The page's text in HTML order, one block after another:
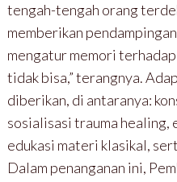
tengah-tengah orang
memberikan
mengatur memori
tidak bisa,” terangnya.
diberikan, di antaranya:
sosialisasi trauma healing,
edukasi materi klasikal,
Dalam penanganan ini,